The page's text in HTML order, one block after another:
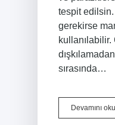
tespit edilsin.
gerekirse
sırasında…
Devamını